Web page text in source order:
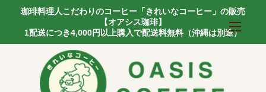
珈琲料理人こだわりのコーヒー「きれいなコーヒー」の販売
【オアシス珈琲】
1配送につき4,000円以上購入で配送料無料（沖縄は別途）